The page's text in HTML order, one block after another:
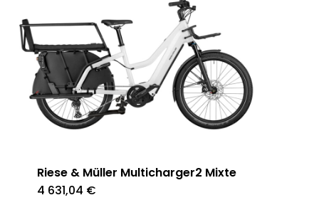
Riese & Müller Multicharger2 Mixte
4 631,04 €